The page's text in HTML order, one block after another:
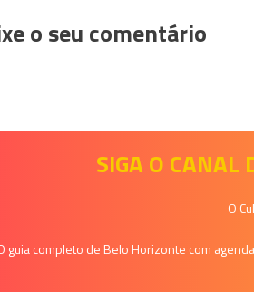
o seu comentário
SIGA O CANAL
O
guia completo de Belo Horizonte com